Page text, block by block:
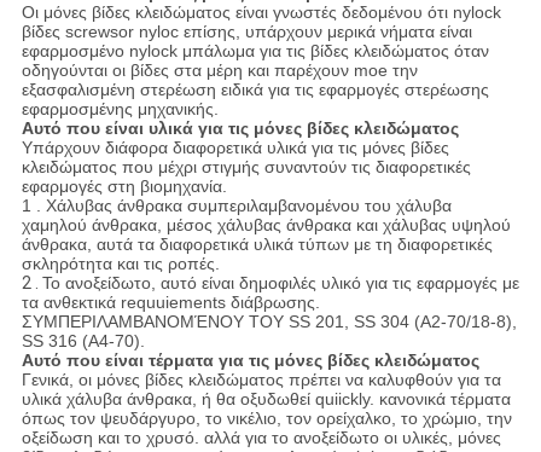
Οι μόνες βίδες κλειδώματος είναι γνωστές δεδομένου ότι nylock
βίδες screwsor nyloc επίσης, υπάρχουν μερικά νήματα είναι
εφαρμοσμένο nylock μπάλωμα για τις βίδες κλειδώματος όταν
οδηγούνται οι βίδες στα μέρη και παρέχουν moe την
εξασφαλισμένη στερέωση ειδικά για τις εφαρμογές στερέωσης
εφαρμοσμένης μηχανικής.
Αυτό που είναι υλικά για τις μόνες βίδες κλειδώματος
Υπάρχουν διάφορα διαφορετικά υλικά για τις μόνες βίδες
κλειδώματος που μέχρι στιγμής συναντούν τις διαφορετικές
εφαρμογές στη βιομηχανία.
1 . Χάλυβας άνθρακα συμπεριλαμβανομένου του χάλυβα
χαμηλού άνθρακα, μέσος χάλυβας άνθρακα και χάλυβας υψηλού
άνθρακα, αυτά τα διαφορετικά υλικά τύπων με τη διαφορετικές
σκληρότητα και τις ροπές.
2 . Το ανοξείδωτο, αυτό είναι δημοφιλές υλικό για τις εφαρμογές με
τα ανθεκτικά requuiements διάβρωσης.
ΣΥΜΠΕΡΙΛΑΜΒΑΝΟΜΈΝΟΥ ΤΟΥ SS 201, SS 304 (A2-70/18-8),
SS 316 (A4-70).
Αυτό που είναι τέρματα για τις μόνες βίδες κλειδώματος
Γενικά, οι μόνες βίδες κλειδώματος πρέπει να καλυφθούν για τα
υλικά χάλυβα άνθρακα, ή θα οξυδωθεί quiickly. κανονικά τέρματα
όπως τον ψευδάργυρο, το νικέλιο, τον ορείχαλκο, το χρώμιο, την
οξείδωση και το χρυσό. αλλά για το ανοξείδωτο οι υλικές, μόνες